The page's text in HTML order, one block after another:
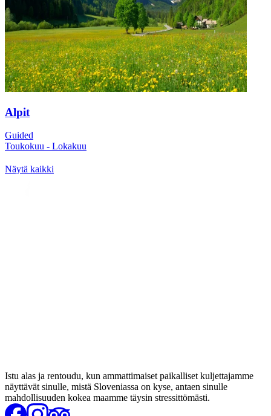
Alpit
Guided
Toukokuu - Lokakuu
Näytä kaikki
Istu alas ja rentoudu, kun ammattimaiset paikalliset kuljettajamme
näyttävät sinulle, mistä Sloveniassa on kyse, antaen sinulle
mahdollisuuden kokea maamme täysin stressittömästi.